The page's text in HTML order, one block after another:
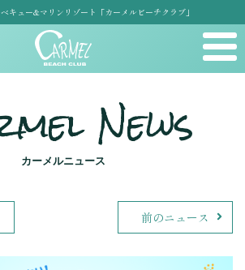
キュー&マリンリゾート「カーメルビーチクラブ」
News
カーメルニュース
前のニュース